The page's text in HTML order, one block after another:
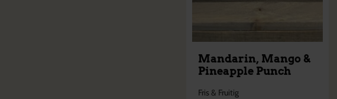
Mandarin, Mango &
Pineapple Punch
Fris & Fruitig